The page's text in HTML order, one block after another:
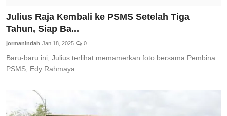
Julius Raja Kembali ke PSMS Setelah Tiga
Tahun, Siap Ba...
jormanindah Jan 18, 2025 0
Baru-baru ini, Julius terlihat memamerkan foto bersama Pembina
PSMS, Edy Rahmaya...